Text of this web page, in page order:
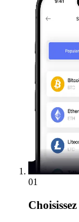
01
Choisissez